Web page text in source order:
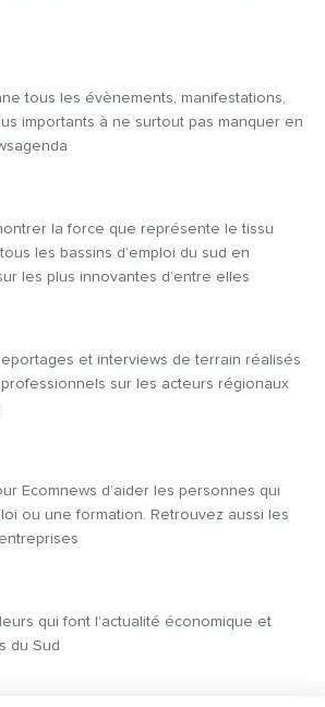
tous les évènements, manifestations,
importants à ne surtout pas manquer en
la force que représente le tissu
les bassins d’emploi du sud en
les plus innovantes d’entre elles
et interviews de terrain réalisés
sur les acteurs régionaux
Ecomnews d’aider les personnes qui
ou une formation. Retrouvez aussi les
qui font l’actualité économique et
du Sud